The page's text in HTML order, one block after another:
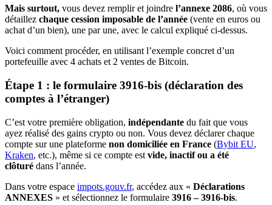
Mais surtout, vous devez remplir et joindre l’annexe 2086, où vous
détaillez chaque cession imposable de l’année (vente en euros ou
achat d’un bien), une par une, avec le calcul expliqué ci-dessus.
Voici comment procéder, en utilisant l’exemple concret d’un
portefeuille avec 4 achats et 2 ventes de Bitcoin.
Étape 1 : le formulaire 3916-bis (déclaration des
comptes à l’étranger)
C’est votre première obligation, indépendante du fait que vous
ayez réalisé des gains crypto ou non. Vous devez déclarer chaque
compte sur une plateforme non domiciliée en France (Bybit EU,
Kraken, etc.), même si ce compte est vide, inactif ou a été
clôturé dans l’année.
Dans votre espace impots.gouv.fr, accédez aux « Déclarations
ANNEXES » et sélectionnez le formulaire 3916 – 3916-bis.